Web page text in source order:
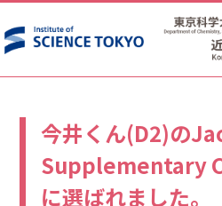
今井くん(D2)の
Supplementary
に選ばれました。